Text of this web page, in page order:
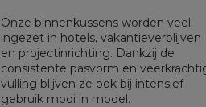
Onze binnenkussens worden veel
ingezet in hotels, vakantieverblijven
en projectinrichting. Dankzij de
consistente pasvorm en
vulling blijven ze ook bij intensief
gebruik mooi in model.